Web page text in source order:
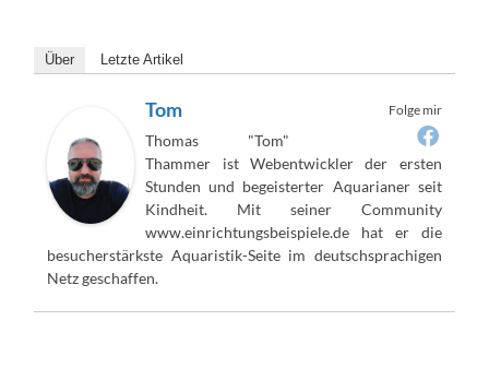
Über Letzte Artikel
Folge mir
Tom
Thomas "Tom"
Thammer ist Webentwickler der ersten
Stunden und begeisterter Aquarianer seit
Kindheit. Mit seiner Community
www.einrichtungsbeispiele.de hat er die
besucherstärkste Aquaristik-Seite im deutschsprachigen
Netz geschaffen.